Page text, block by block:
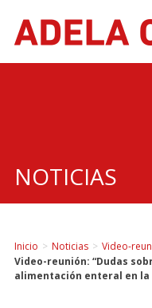
NOTICIAS
Inicio > Noticias > Video-
Video-reunión: “Dudas
alimentación enteral en la